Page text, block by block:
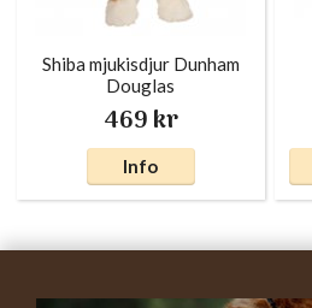
Shiba mjukisdjur Dunham
Douglas
469 kr
Info